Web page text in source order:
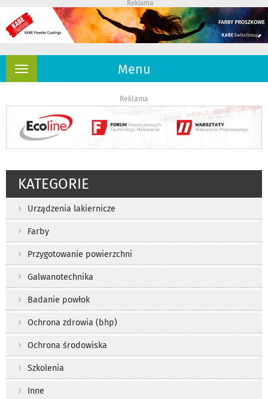
Reklama
Menu
Rozwiń
Reklama
KATEGORIE
Urządzenia lakiernicze
Farby
Przygotowanie powierzchni
Galwanotechnika
Badanie powłok
Ochrona zdrowia (bhp)
Ochrona środowiska
Szkolenia
Inne